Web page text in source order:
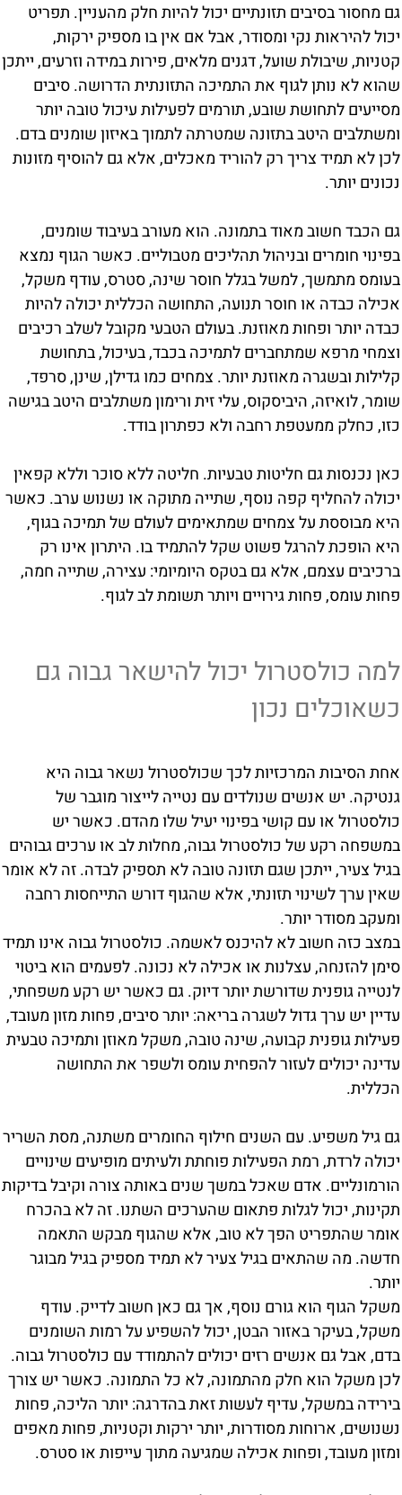
גם מחסור בסיבים תזונתיים יכול להיות חלק מהעניין. תפריט
יכול להיראות נקי ומסודר, אבל אם אין בו מספיק ירקות,
קטניות, שיבולת שועל, דגנים מלאים, פירות במידה וזרעים, ייתכן
שהוא לא נותן לגוף את התמיכה התזונתית הדרושה. סיבים
מסייעים לתחושת שובע, תורמים לפעילות עיכול טובה יותר
ומשתלבים היטב בתזונה שמטרתה לתמוך באיזון שומנים בדם.
לכן לא תמיד צריך רק להוריד מאכלים, אלא גם להוסיף מזונות
נכונים יותר.
גם הכבד חשוב מאוד בתמונה. הוא מעורב בעיבוד שומנים,
בפינוי חומרים ובניהול תהליכים מטבוליים. כאשר הגוף נמצא
בעומס מתמשך, למשל בגלל חוסר שינה, סטרס, עודף משקל,
אכילה כבדה או חוסר תנועה, התחושה הכללית יכולה להיות
כבדה יותר ופחות מאוזנת. בעולם הטבעי מקובל לשלב רכיבים
וצמחי מרפא שמתחברים לתמיכה בכבד, בעיכול, בתחושת
קלילות ובשגרה מאוזנת יותר. צמחים כמו גדילן, שינן, סרפד,
שומר, לואיזה, היביסקוס, עלי זית ורימון משתלבים היטב בגישה
כזו, כחלק ממעטפת רחבה ולא כפתרון בודד.
כאן נכנסות גם חליטות טבעיות. חליטה ללא סוכר וללא קפאין
יכולה להחליף קפה נוסף, שתייה מתוקה או נשנוש ערב. כאשר
היא מבוססת על צמחים שמתאימים לעולם של תמיכה בגוף,
היא הופכת להרגל פשוט שקל להתמיד בו. היתרון אינו רק
ברכיבים עצמם, אלא גם בטקס היומיומי: עצירה, שתייה חמה,
פחות עומס, פחות גירויים ויותר תשומת לב לגוף.
למה כולסטרול יכול להישאר גבוה גם
כשאוכלים נכון
אחת הסיבות המרכזיות לכך שכולסטרול נשאר גבוה היא
גנטיקה. יש אנשים שנולדים עם נטייה לייצור מוגבר של
כולסטרול או עם קושי בפינוי יעיל שלו מהדם. כאשר יש
במשפחה רקע של כולסטרול גבוה, מחלות לב או ערכים גבוהים
בגיל צעיר, ייתכן שגם תזונה טובה לא תספיק לבדה. זה לא אומר
שאין ערך לשינוי תזונתי, אלא שהגוף דורש התייחסות רחבה
ומעקב מסודר יותר.
במצב כזה חשוב לא להיכנס לאשמה. כולסטרול גבוה אינו תמיד
סימן להזנחה, עצלנות או אכילה לא נכונה. לפעמים הוא ביטוי
לנטייה גופנית שדורשת יותר דיוק. גם כאשר יש רקע משפחתי,
עדיין יש ערך גדול לשגרה בריאה: יותר סיבים, פחות מזון מעובד,
פעילות גופנית קבועה, שינה טובה, משקל מאוזן ותמיכה טבעית
עדינה יכולים לעזור להפחית עומס ולשפר את התחושה
הכללית.
גם גיל משפיע. עם השנים חילוף החומרים משתנה, מסת השריר
יכולה לרדת, רמת הפעילות פוחתת ולעיתים מופיעים שינויים
הורמונליים. אדם שאכל במשך שנים באותה צורה וקיבל בדיקות
תקינות, יכול לגלות פתאום שהערכים השתנו. זה לא בהכרח
אומר שהתפריט הפך לא טוב, אלא שהגוף מבקש התאמה
חדשה. מה שהתאים בגיל צעיר לא תמיד מספיק בגיל מבוגר
יותר.
משקל הגוף הוא גורם נוסף, אך גם כאן חשוב לדייק. עודף
משקל, בעיקר באזור הבטן, יכול להשפיע על רמות השומנים
בדם, אבל גם אנשים רזים יכולים להתמודד עם כולסטרול גבוה.
לכן משקל הוא חלק מהתמונה, לא כל התמונה. כאשר יש צורך
בירידה במשקל, עדיף לעשות זאת בהדרגה: יותר הליכה, פחות
נשנושים, ארוחות מסודרות, יותר ירקות וקטניות, פחות מאפים
ומזון מעובד, ופחות אכילה שמגיעה מתוך עייפות או סטרס.